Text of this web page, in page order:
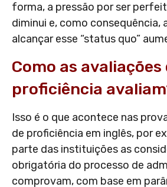
forma, a pressão por ser
diminui e, como consequência,
alcançar esse “status quo”
Como as avaliações
proficiência
Isso é o que acontece nas
de proficiência em inglês, por
parte das instituições as
obrigatória do processo de
comprovam, com base em